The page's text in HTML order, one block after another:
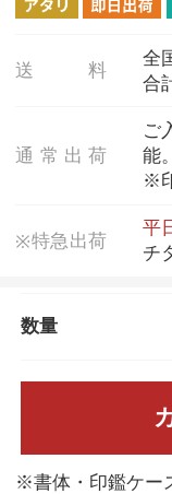
送 料
全
合
通 常 出 荷
ご
能。
※
※特急出荷
平
チ
数量
※書体・印鑑ケー